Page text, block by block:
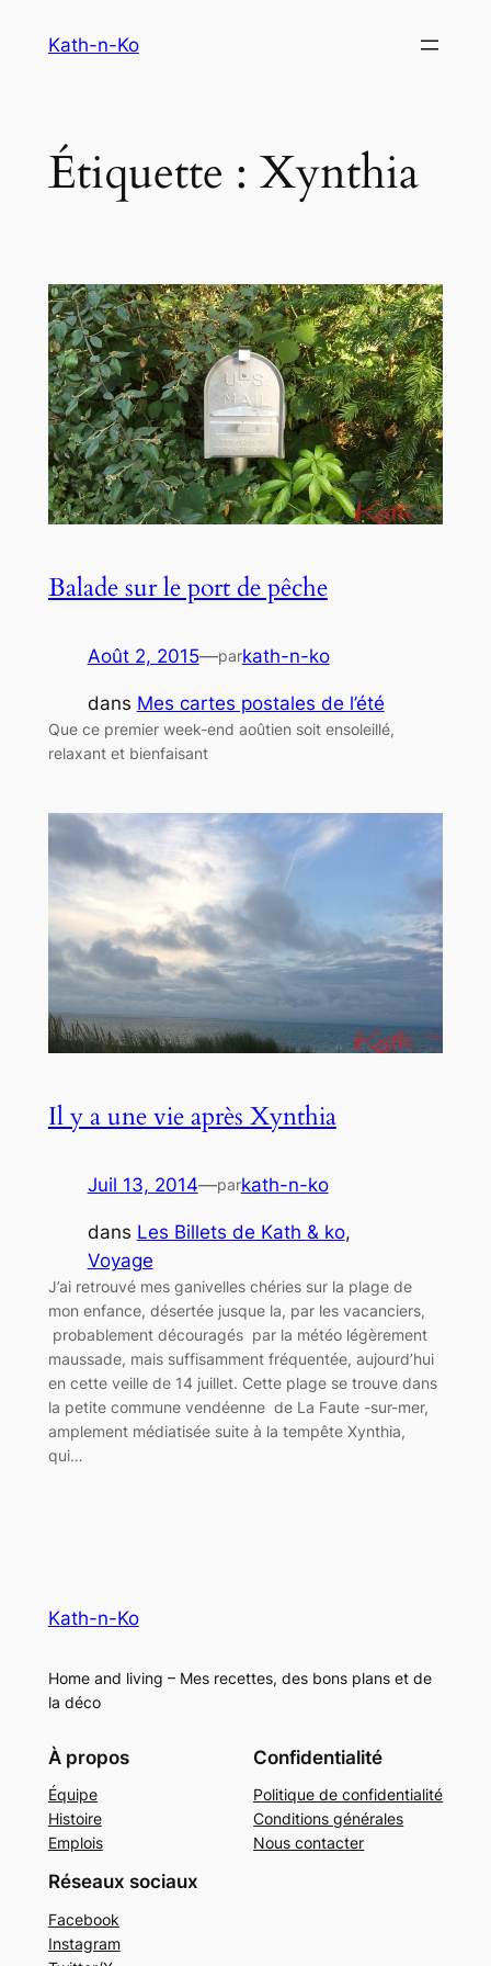
Kath-n-Ko
Étiquette : Xynthia
Balade sur le port de pêche
Août 2, 2015—parkath-n-ko
dans Mes cartes postales de l’été
Que ce premier week-end aoûtien soit ensoleillé,
relaxant et bienfaisant
Il y a une vie après Xynthia
Juil 13, 2014—parkath-n-ko
dans Les Billets de Kath & ko
Voyage
J’ai retrouvé mes ganivelles chéries sur la plage de
mon enfance, désertée jusque la, par les vacanciers,
probablement découragés par la météo légèrement
maussade, mais suffisamment fréquentée, aujourd’hui
en cette veille de 14 juillet. Cette plage se trouve dans
la petite commune vendéenne de La Faute -sur-mer,
amplement médiatisée suite à la tempête Xynthia,
qui…
Kath-n-Ko
Home and living – Mes recettes, des bons plans et de
la déco
À propos
Équipe
Histoire
Emplois
Confidentialité
Politique de confidentialité
Conditions générales
Nous contacter
Réseaux sociaux
Facebook
Instagram